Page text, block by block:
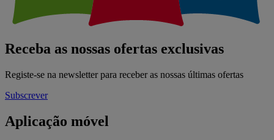
Receba as nossas ofertas exclusivas
Registe-se na newsletter para receber as nossas últimas ofertas
Subscrever
Aplicação móvel